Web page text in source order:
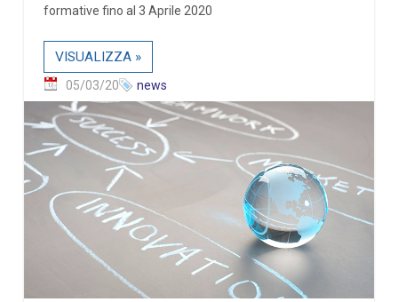
formative fino al 3 Aprile 2020
VISUALIZZA »
05/03/20 news